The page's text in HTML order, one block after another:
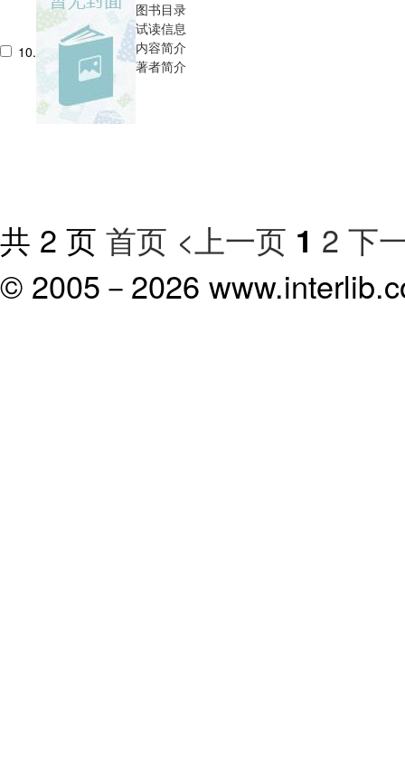
10.
图书目录
试读信息
内容简介
著者简介
共 2 页 首页 <上一页 1 2 下
© 2005－ 2026